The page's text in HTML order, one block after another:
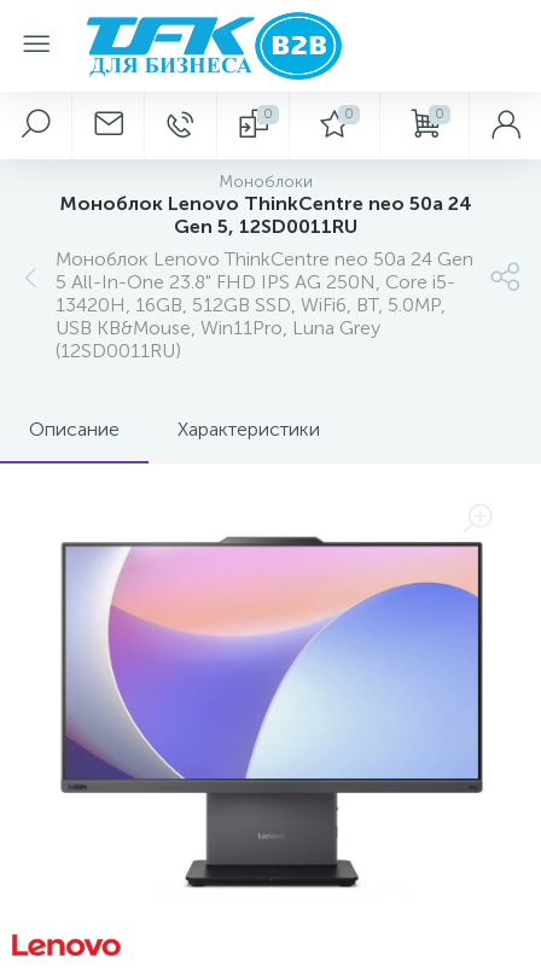
0 0 0
Моноблоки
Моноблок Lenovo ThinkCentre neo 50a 24
Gen 5, 12SD0011RU
Моноблок Lenovo ThinkCentre neo 50a 24 Gen
5 All-In-One 23.8" FHD IPS AG 250N, Core i5-
13420H, 16GB, 512GB SSD, WiFi6, BT, 5.0MP,
USB KB&Mouse, Win11Pro, Luna Grey
(12SD0011RU)
Описание Характеристики